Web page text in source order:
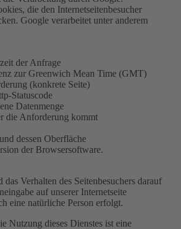
die den Internetseitenbesucher
Google verarbeitet unter anderem
der Anfrage
zur Greenwich Mean Time (GMT)
(konkrete Seite)
Statuscode
Datenmenge
die Anforderung kommt
dessen Oberfläche
der Browsersoftware.
Verhalten des Seitenbesuchers darauf
auf unserer Internetseite
eine natürliche Person erfolgt.
Nutzung dieses Dienstes ist eine